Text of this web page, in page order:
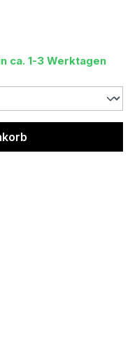
ca. 1-3 Werktagen
Wert